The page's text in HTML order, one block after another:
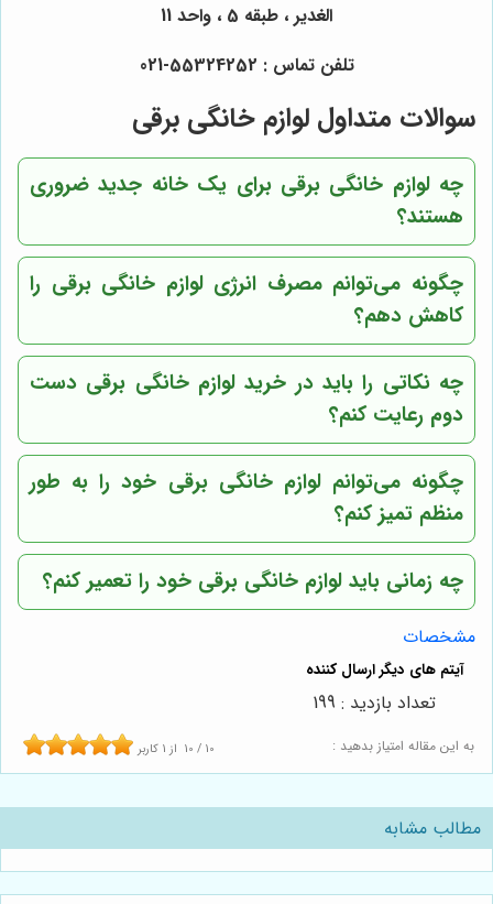
الغدیر ، طبقه 5 ، واحد 11
تلفن تماس : 55324252-021
سوالات متداول لوازم خانگی برقی
چه لوازم خانگی برقی برای یک خانه جدید ضروری
هستند؟
چگونه می‌توانم مصرف انرژی لوازم خانگی برقی را
کاهش دهم؟
چه نکاتی را باید در خرید لوازم خانگی برقی دست
دوم رعایت کنم؟
چگونه می‌توانم لوازم خانگی برقی خود را به طور
منظم تمیز کنم؟
چه زمانی باید لوازم خانگی برقی خود را تعمیر کنم؟
مشخصات
به این مقاله امتیاز بدهید : 10 / 10 از 1 کاربر
تعداد بازدید : 199
مطالب مشابه